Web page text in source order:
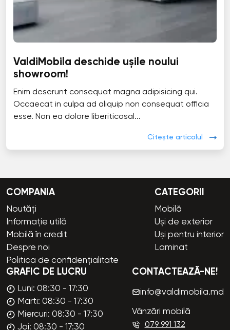
ValdiMobila deschide ușile noului
showroom!
Enim deserunt consequat magna adipisicing qui.
Occaecat in culpa ad aliquip non consequat officia
esse. Non ea dolore liberiticosal...
Citește articolul
COMPANIA
Noutăți
Informație utilă
Mobilă în credit
Despre noi
Politica de confidențialitate
CATEGORII
Mobilă
Uși de exterior
Uși pentru interior
Laminat
GRAFIC DE LUCRU
Luni: 08:30 - 17:30
Marti: 08:30 - 17:30
Miercuri: 08:30 - 17:30
Joi: 08:30 - 17:30
CONTACTEAZĂ-NE!
info@valdimobila.md
Vânzări mobilă
079 991 132